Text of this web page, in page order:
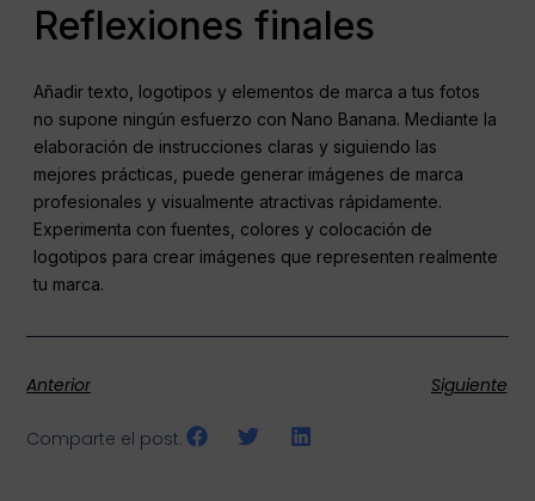
Reflexiones finales
Añadir texto, logotipos y elementos de marca a tus fotos
no supone ningún esfuerzo con Nano Banana. Mediante la
elaboración de instrucciones claras y siguiendo las
mejores prácticas, puede generar imágenes de marca
profesionales y visualmente atractivas rápidamente.
Experimenta con fuentes, colores y colocación de
logotipos para crear imágenes que representen realmente
tu marca.
Anterior Siguiente
Comparte el post: